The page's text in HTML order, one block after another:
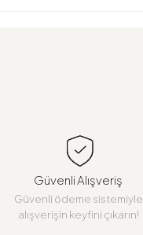
Güvenli Alışveriş
Güvenli ödeme sistemiyle
alışverişin keyfini çıkarın!